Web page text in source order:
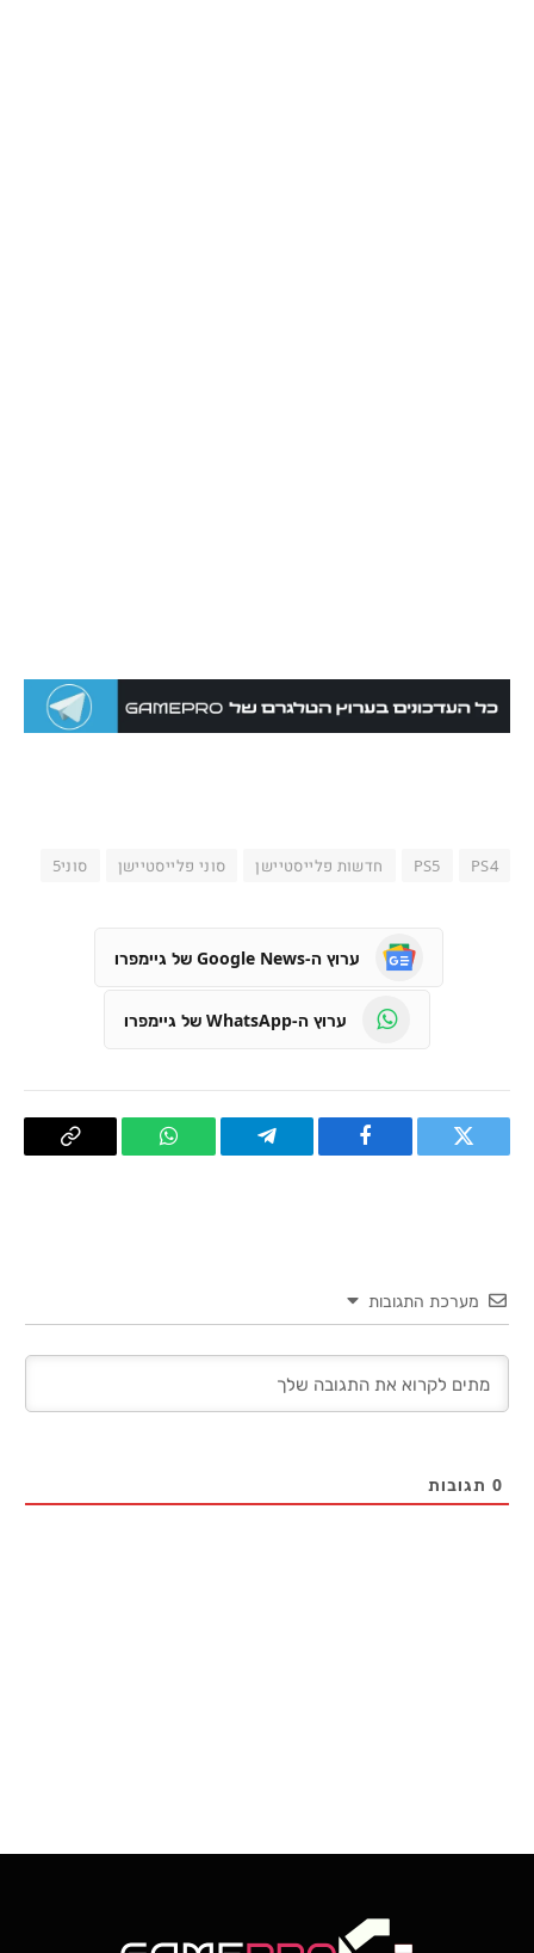
PS4
PS5 חדשות פלייסטיישן סוני פלייסטיישן סוני5
ערוץ ה-Google News של גיימפרו
ערוץ ה-WhatsApp של גיימפרו
טוויטר פייסבוק Telegram
WhatsApp העתק
מערכת התגובות
0 תגובות